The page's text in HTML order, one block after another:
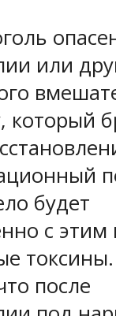
или
который
будет
с этим
после